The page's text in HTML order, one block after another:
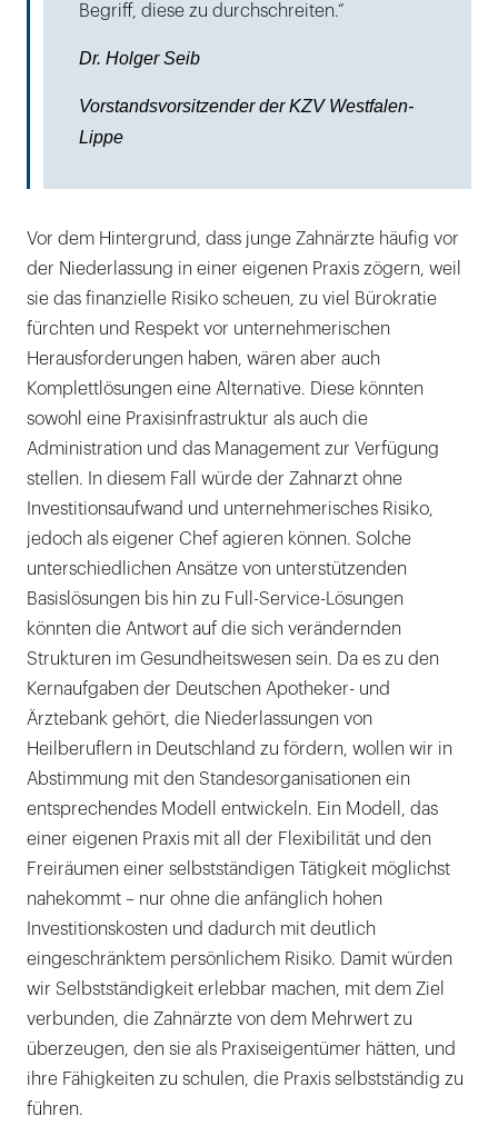
Begriff, diese zu durchschreiten.“
Dr. Holger Seib
Vorstandsvorsitzender der KZV Westfalen-
Lippe
Vor dem Hintergrund, dass junge Zahnärzte häufig vor
der Niederlassung in einer eigenen Praxis zögern, weil
sie das finanzielle Risiko scheuen, zu viel Bürokratie
fürchten und Respekt vor unternehmerischen
Herausforderungen haben, wären aber auch
Komplettlösungen eine Alternative. Diese könnten
sowohl eine Praxisinfrastruktur als auch die
Administration und das Management zur Verfügung
stellen. In diesem Fall würde der Zahnarzt ohne
Investitionsaufwand und unternehmerisches Risiko,
jedoch als eigener Chef agieren können. Solche
unterschiedlichen Ansätze von unterstützenden
Basislösungen bis hin zu Full-Service-Lösungen
könnten die Antwort auf die sich verändernden
Strukturen im Gesundheitswesen sein. Da es zu den
Kernaufgaben der Deutschen Apotheker- und
Ärztebank gehört, die Niederlassungen von
Heilberuflern in Deutschland zu fördern, wollen wir in
Abstimmung mit den Standesorganisationen ein
entsprechendes Modell entwickeln. Ein Modell, das
einer eigenen Praxis mit all der Flexibilität und den
Freiräumen einer selbstständigen Tätigkeit möglichst
nahekommt – nur ohne die anfänglich hohen
Investitionskosten und dadurch mit deutlich
eingeschränktem persönlichem Risiko. Damit würden
wir Selbstständigkeit erlebbar machen, mit dem Ziel
verbunden, die Zahnärzte von dem Mehrwert zu
überzeugen, den sie als Praxiseigentümer hätten, und
ihre Fähigkeiten zu schulen, die Praxis selbstständig zu
führen.